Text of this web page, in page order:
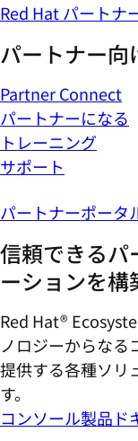
Red Hat パートナ
パートナー向
Partner Connect
パートナーになる
トレーニング
サポート
パートナーポータ
信頼できるパ
ーションを構
Red Hat®
ノロジーからなる
提供する各種ソリ
す。
コンソール製品ド